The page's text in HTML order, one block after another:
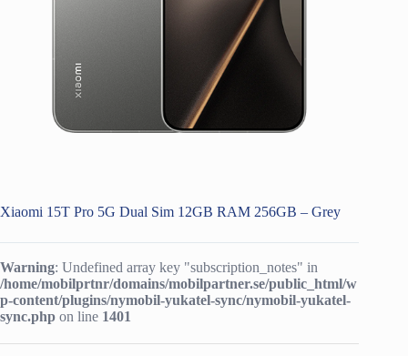
Xiaomi 15T Pro 5G Dual Sim 12GB RAM 256GB – Grey
Warning: Undefined array key "subscription_notes" in
/home/mobilprtnr/domains/mobilpartner.se/public_html/w
p-content/plugins/nymobil-yukatel-sync/nymobil-yukatel-
sync.php on line 1401